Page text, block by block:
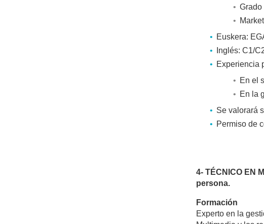
Grado
Euskera:
Inglés: C1/
Experiencia
En el
En la
Se valorará
Permiso de
4- TÉCNICO EN
persona.
Formación
Experto en la